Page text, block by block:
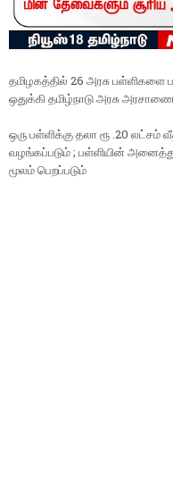
தமிழகத்தில் 26 அரசு பள்ளிகளை
ஒதுக்கி தமிழ்நாடு அரசு
ஒரு பள்ளிக்கு தலா ரூ .20 லட்சம்
வழங்கப்படும் ; பள்ளியின்
மூலம் பெறப்படும்